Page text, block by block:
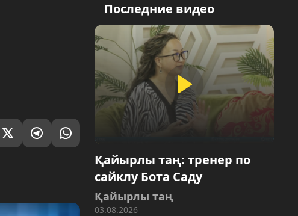
Последние видео
Қайырлы таң: тренер по
сайклу Бота Саду
Қайырлы таң
03.08.2026